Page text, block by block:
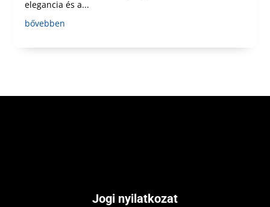
elegancia és a...
bővebben
Jogi nyilatkozat